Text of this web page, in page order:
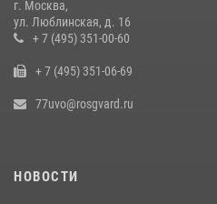
В Москве сотрудники Росгвардии
17 июля 2026, 14:00
г. Москва,
ул. Люблинская, д. 16
+ 7 (495) 351-00-60
+ 7 (495) 351-06-69
77uvo@rosgvard.ru
НОВОСТИ